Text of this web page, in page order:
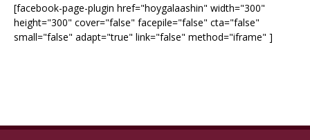
[facebook-page-plugin href="hoygalaashin" width="300"
height="300" cover="false" facepile="false" cta="false"
small="false" adapt="true" link="false" method="iframe" ]